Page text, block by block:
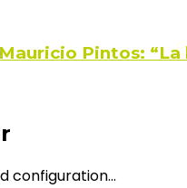
Pintos:
configuration...